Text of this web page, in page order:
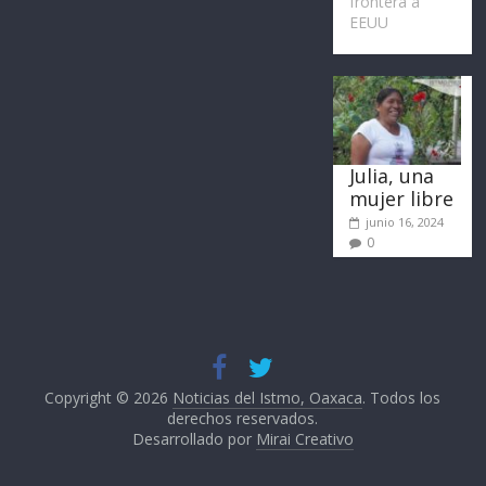
EEUU
Julia, una
mujer libre
junio 16, 2024
0
Copyright © 2026 Noticias del Istmo, Oaxaca. Todos los
derechos reservados.
Desarrollado por Mirai Creativo